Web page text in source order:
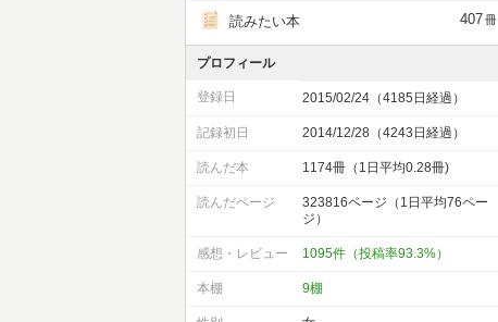
読みたい本 407冊
プロフィール
登録日 2015/02/24（4185日経過）
記録初日 2014/12/28（4243日経過）
読んだ本 1174冊（1日平均0.28冊)
読んだページ
323816ページ（1日平均76ペー
ジ）
感想・レビュー 1095件（投稿率93.3%）
本棚 9棚